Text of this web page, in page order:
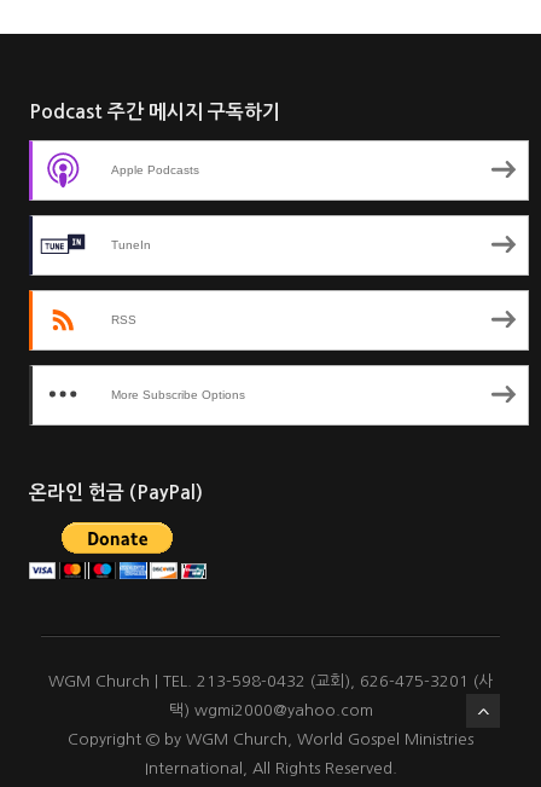
Podcast 주간 메시지 구독하기
Apple Podcasts
TuneIn
RSS
More Subscribe Options
온라인 헌금 (PayPal)
WGM Church | TEL. 213-598-0432 (교회), 626-475-3201 (사
택) wgmi2000@yahoo.com
Copyright © by WGM Church, World Gospel Ministries
International, All Rights Reserved.